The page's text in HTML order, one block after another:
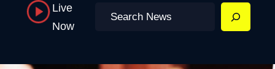
Live
Now
Search